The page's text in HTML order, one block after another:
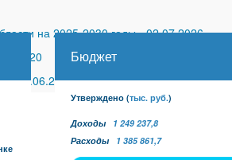
на 2025-2030 годы-02.07.2026
-30.06.2026
Бюджет
Утверждено (тыс. руб.)
Доходы 1 249 237,8
Расходы 1 385 861,7